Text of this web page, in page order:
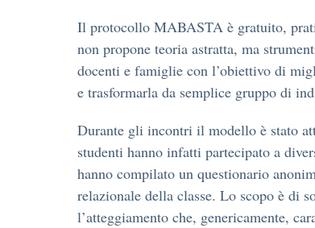
Il protocollo MABASTA è gratuito,
non propone teoria astratta, ma
docenti e famiglie con l’obiettivo di
e trasformarla da semplice gruppo di
Durante gli incontri il modello è stato
studenti hanno infatti partecipato a
hanno compilato un questionario
relazionale della classe. Lo scopo è di
l’atteggiamento che, genericamente,